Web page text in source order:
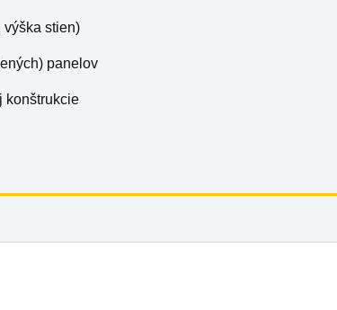
výška stien)
panelov
konštrukcie